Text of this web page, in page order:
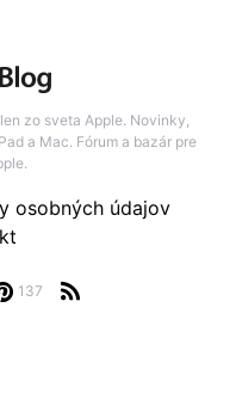
zo sveta Apple. Novinky,
a Mac. Fórum a bazár pre
137
osobných údajov